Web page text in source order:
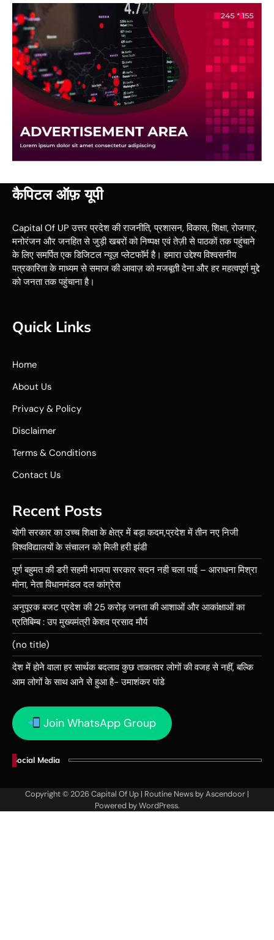
कैपिटल ऑफ़ यूपी
Capital Of UP उत्तर प्रदेश की राजनीति, प्रशासन, विकास, शिक्षा, रोजगार,
मनोरंजन और जनहित से जुड़ी खबरों को निष्पक्ष एवं तेज़ी से पाठकों तक पहुंचाने
के लिए समर्पित एक डिजिटल न्यूज़ प्लेटफॉर्म है। हमारा उद्देश्य विश्वसनीय
पत्रकारिता के माध्यम से समाज की आवाज़ को मजबूती देना और हर महत्वपूर्ण मुद्दे
को जनता तक पहुंचाना है।
Quick Links
Home
About Us
Privacy & Policy
Disclaimer
Terms & Conditions
Contact Us
Recent Posts
योगी सरकार का उच्च शिक्षा के क्षेत्र में बड़ा कदम,प्रदेश में तीन नए निजी
विश्वविद्यालयों के संचालन को मिली हरी झंडी
पूर्ण बहुमत की डरी सहमी भाजपा सरकार सदन नही चला पाई – आराधना मिश्रा
मोना, नेता विधानमंडल दल कांग्रेस
अनुपूरक बजट प्रदेश की 25 करोड़ जनता की आशाओं और आकांक्षाओं का
प्रतिबिम्ब : उप मुख्यमंत्री केशव प्रसाद मौर्य
(no title)
देश में होने वाला हर सार्थक बदलाव कुछ ताकतवर लोगों की वजह से नहीं, बल्कि
आम लोगों के साथ आने से हुआ है- उमाशंकर पांडे
Join WhatsApp Group
Social Media
Copyright © 2026Capital Of Up | Routine News byAscendoor |
Powered byWordPress.